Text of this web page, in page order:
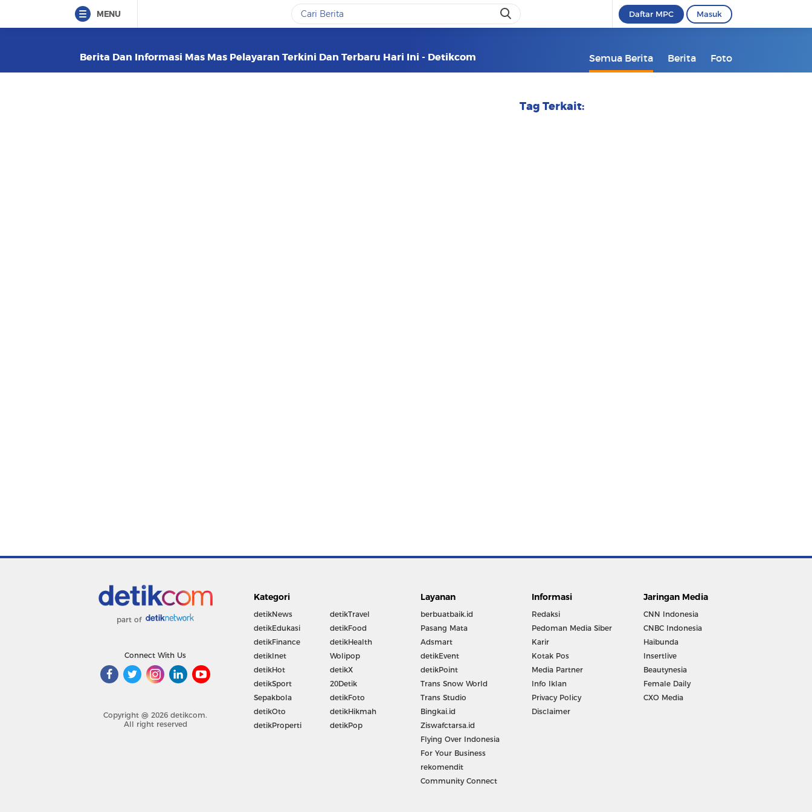
MENU Daftar MPC Masuk
Berita Dan Informasi Mas Mas Pelayaran Terkini Dan Terbaru Hari Ini - Detikcom Semua Berita Berita Foto
Tag Terkait:
part of
Connect With Us
Copyright @ 2026 detikcom.
All right reserved
Kategori
detikNews
detikEdukasi
detikFinance
detikInet
detikHot
detikSport
Sepakbola
detikOto
detikProperti
detikTravel
detikFood
detikHealth
Wolipop
detikX
20Detik
detikFoto
detikHikmah
detikPop
Layanan
berbuatbaik.id
Pasang Mata
Adsmart
detikEvent
detikPoint
Trans Snow World
Trans Studio
Bingkai.id
Ziswafctarsa.id
Flying Over Indonesia
For Your Business
rekomendit
Community Connect
Informasi
Redaksi
Pedoman Media Siber
Karir
Kotak Pos
Media Partner
Info Iklan
Privacy Policy
Disclaimer
Jaringan Media
CNN Indonesia
CNBC Indonesia
Haibunda
Insertlive
Beautynesia
Female Daily
CXO Media